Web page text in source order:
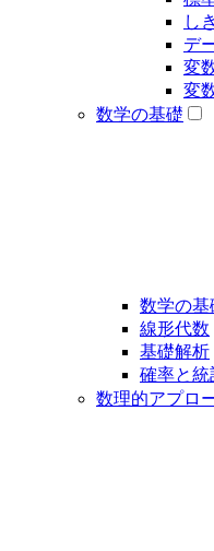
し
デ
変
変
数学の基礎
数学の基
線形代数
基礎解析
確率と統
数理的アプロ